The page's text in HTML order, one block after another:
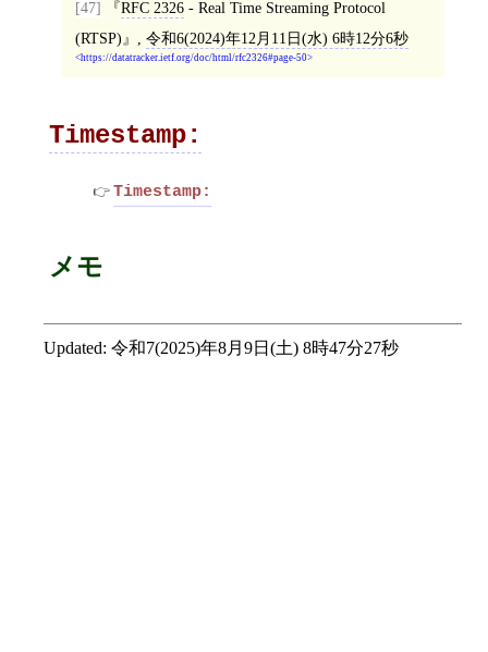
[47] RFC 2326- Real Time Streaming Protocol
(RTSP)
令和6(2024)年12月11日(水) 6時12分6秒
https://datatracker.ietf.org/doc/html/rfc2326#page-50
Timestamp:
Timestamp:
メモ
Updated: 令和7(2025)年8月9日(土) 8時47分27秒